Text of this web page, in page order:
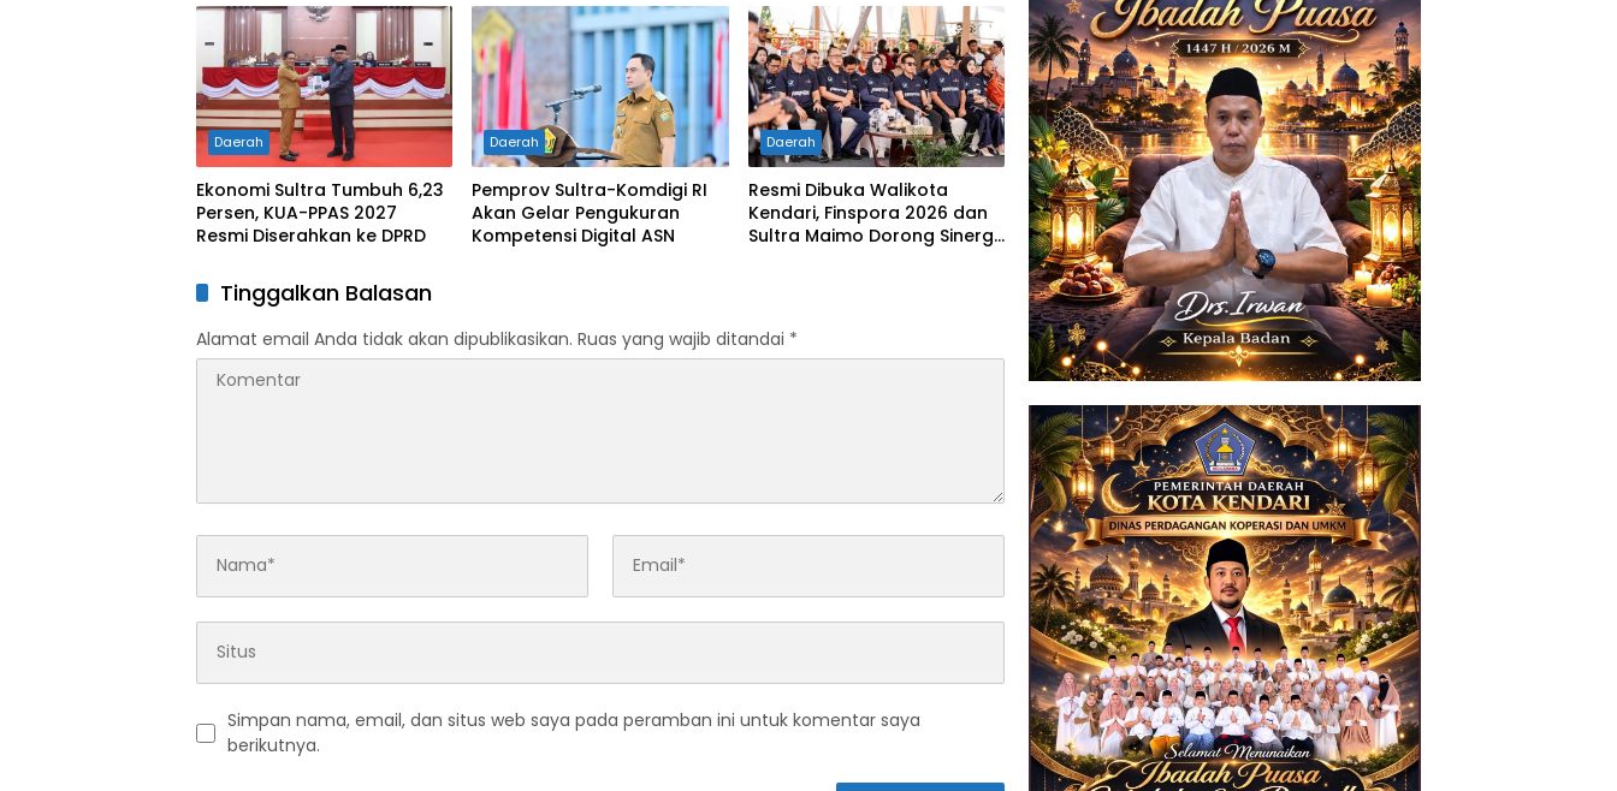
Tunjukkan Karakter Generasi
Muda Konut yang Disiplin
dan Berprestasi
Kelahirannya
Kerja
Daerah
Ekonomi Sultra Tumbuh 6,23
Persen, KUA-PPAS 2027
Resmi Diserahkan ke DPRD
Daerah
Pemprov Sultra-Komdigi RI
Akan Gelar Pengukuran
Kompetensi Digital ASN
Daerah
Resmi Dibuka Walikota
Kendari, Finspora 2026 dan
Sultra Maimo Dorong Sinergi
Tinggalkan Balasan
Alamat email Anda tidak akan dipublikasikan. Ruas yang wajib ditandai *
Simpan nama, email, dan situs web saya pada peramban ini untuk komentar saya
berikutnya.